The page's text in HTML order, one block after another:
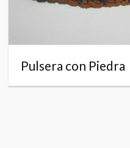
Pulsera con Piedra